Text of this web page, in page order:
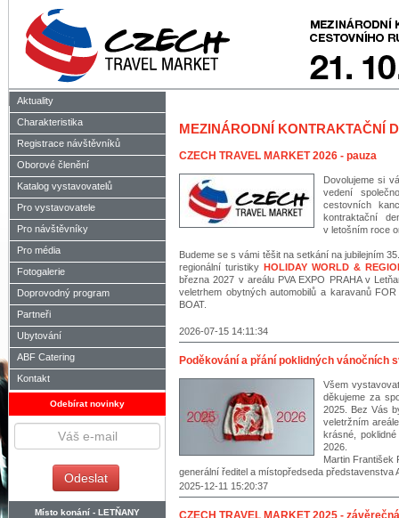
Aktuality
Charakteristika
Registrace návštěvníků
Oborové členění
Katalog vystavovatelů
Pro vystavovatele
Pro návštěvníky
Pro média
Fotogalerie
Doprovodný program
Partneři
Ubytování
ABF Catering
Kontakt
Odebírat novinky
Místo konání - LETŇANY
MEZINÁRODNÍ KONTRAKTAČNÍ
CZECH TRAVEL MARKET 2026 - pauza
Dovolujeme si
vedení
cestovních
kontraktační
v letošním roce
Budeme se s vámi těšit na setkání na jubilejním
regionální turistiky HOLIDAY WORLD &
března 2027 v areálu PVA EXPO PRAHA v
veletrhem obytných automobilů a karavanů
BOAT.
2026-07-15 14:11:34
Poděkování a přání poklidných vánočních
Všem
děkujeme za
2025. Bez Vás
veletržním
krásné,
2026.
Martin František
generální ředitel a místopředseda představenstva
2025-12-11 15:20:37
CZECH TRAVEL MARKET 2025 -